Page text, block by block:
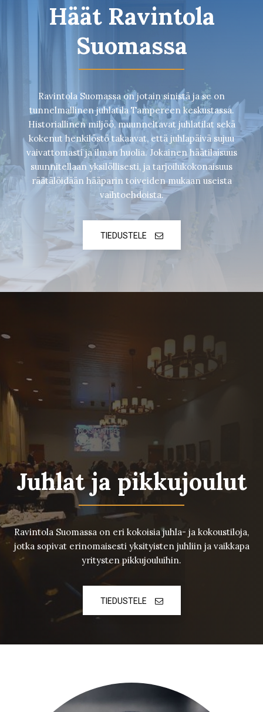
Häät Ravintola
Suomassa
Ravintola Suomassa on jotain sinistä ja se on
tunnelmallinen juhlatila Tampereen keskustassa.
Historiallinen miljöö, muunneltavat juhlatilat sekä
kokenut henkilöstö takaavat, että juhlapäivä sujuu
vaivattomasti ja ilman huolia. Jokainen häätilaisuus
suunnitellaan yksilöllisesti, ja tarjoilukokonaisuus
räätälöidään hääparin toiveiden mukaan useista
vaihtoehdoista.
TIEDUSTELE
Juhlat ja pikkujoulut
Ravintola Suomassa on eri kokoisia juhla- ja kokoustiloja,
jotka sopivat erinomaisesti yksityisten juhliin ja vaikkapa
yritysten pikkujouluihin.
TIEDUSTELE